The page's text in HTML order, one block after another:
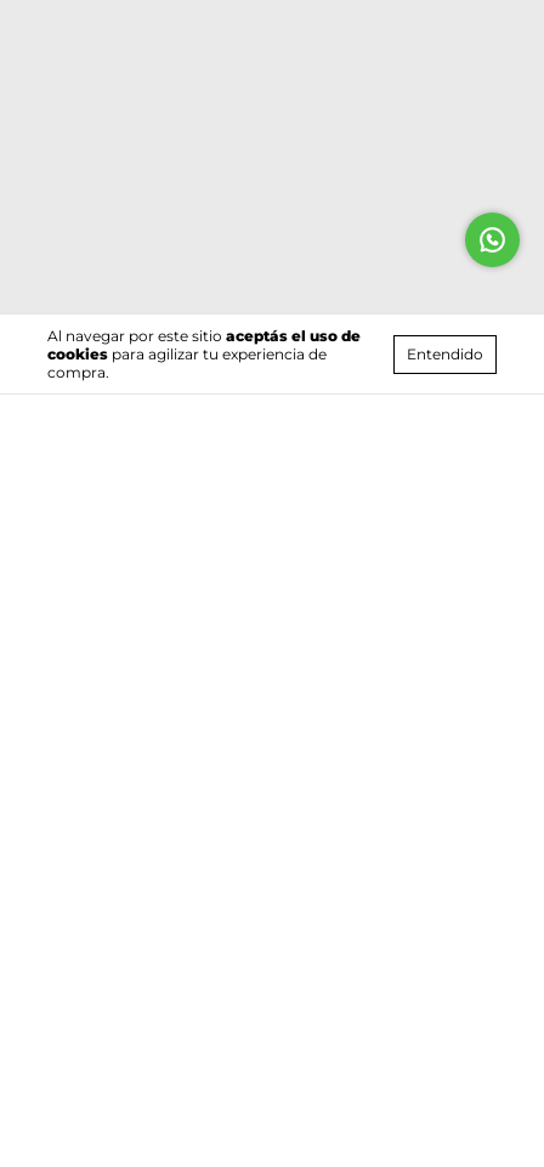
Al navegar por este sitio aceptás el uso de
cookies para agilizar tu experiencia de
compra.
Entendido